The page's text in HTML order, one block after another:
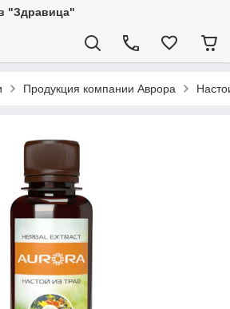
"Здравица"
Продукция компании Аврора